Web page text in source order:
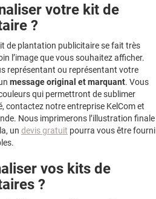
votre kit de
?
de plantation publicitaire se fait très
l’image que vous souhaitez afficher.
représentant ou représentant votre
message original et marquant. Vous
qui permettront de sublimer
contactez notre entreprise KelCom et
Nous imprimerons l’illustration finale
un devis gratuit pourra vous être fourni
vos kits de
?